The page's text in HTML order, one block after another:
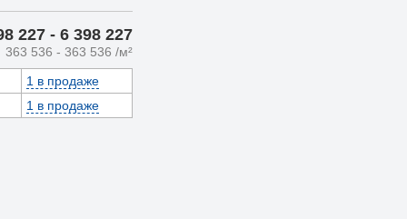
227- 6 398 227
363 536- 363 536/м²
1 в продаже
1 в продаже